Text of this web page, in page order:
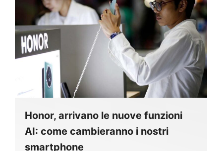
Honor, arrivano le nuove funzioni
AI: come cambieranno i nostri
smartphone